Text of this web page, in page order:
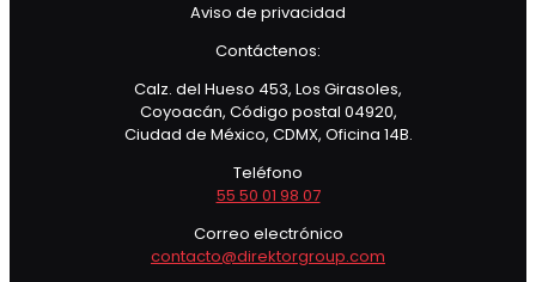
Aviso de privacidad
Contáctenos:
Calz. del Hueso 453, Los Girasoles,
Coyoacán, Código postal 04920,
Ciudad de México, CDMX, Oficina 14B.
Teléfono
55 50 01 98 07
Correo electrónico
contacto@direktorgroup.com